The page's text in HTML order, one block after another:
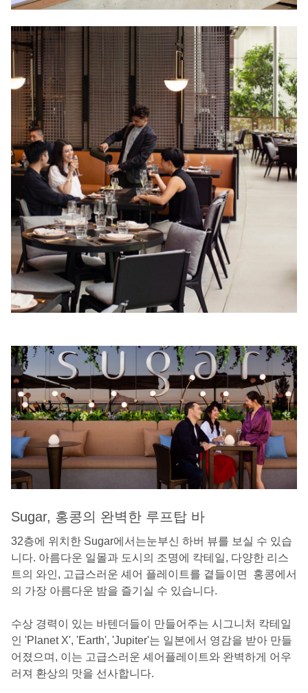
Sugar, 홍콩의 완벽한 루프탑 바
32층에 위치한 Sugar에서는눈부신 하버 뷰를 보실 수 있습
니다. 아름다운 일몰과 도시의 조명에 칵테일, 다양한 리스
트의 와인, 고급스러운 셰어 플레이트를 곁들이면 홍콩에서
의 가장 아름다운 밤을 즐기실 수 있습니다.
수상 경력이 있는 바텐더들이 만들어주는 시그니처 칵테일
인 'Planet X', 'Earth', 'Jupiter'는 일본에서 영감을 받아 만들
어졌으며, 이는 고급스러운 셰어플레이트와 완벽하게 어우
러져 환상의 맛을 선사합니다.